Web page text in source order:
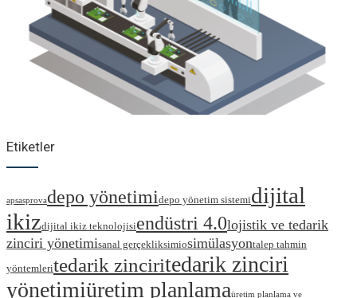
Etiketler
apsasprovadepo yönetimidepo yönetim sistemidijital
ikizdijital ikiz teknolojisiendüstri 4.0lojistik ve tedarik
zinciri yönetimisanal gerçekliksimiosimülasyontalep tahmin
yöntemleritedarik zinciritedarik zinciri
yönetimiüretim planlamaüretim planlama ve